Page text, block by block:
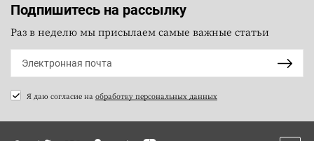
Подпишитесь на рассылку
Раз в неделю мы присылаем самые важные статьи
Я даю согласие на обработку персональных данных